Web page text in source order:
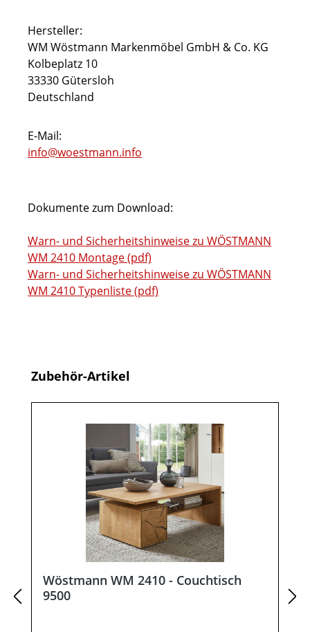
Hersteller:
WM Wöstmann Markenmöbel GmbH & Co. KG
Kolbeplatz 10
33330 Gütersloh
Deutschland
E-Mail:
info@woestmann.info
Dokumente zum Download:
Warn- und Sicherheitshinweise zu WÖSTMANN
WM 2410 Montage (pdf)
Warn- und Sicherheitshinweise zu WÖSTMANN
WM 2410 Typenliste (pdf)
Produktgalerie überspringen
Zubehör-Artikel
Wöstmann WM 2410 - Couchtisch
9500